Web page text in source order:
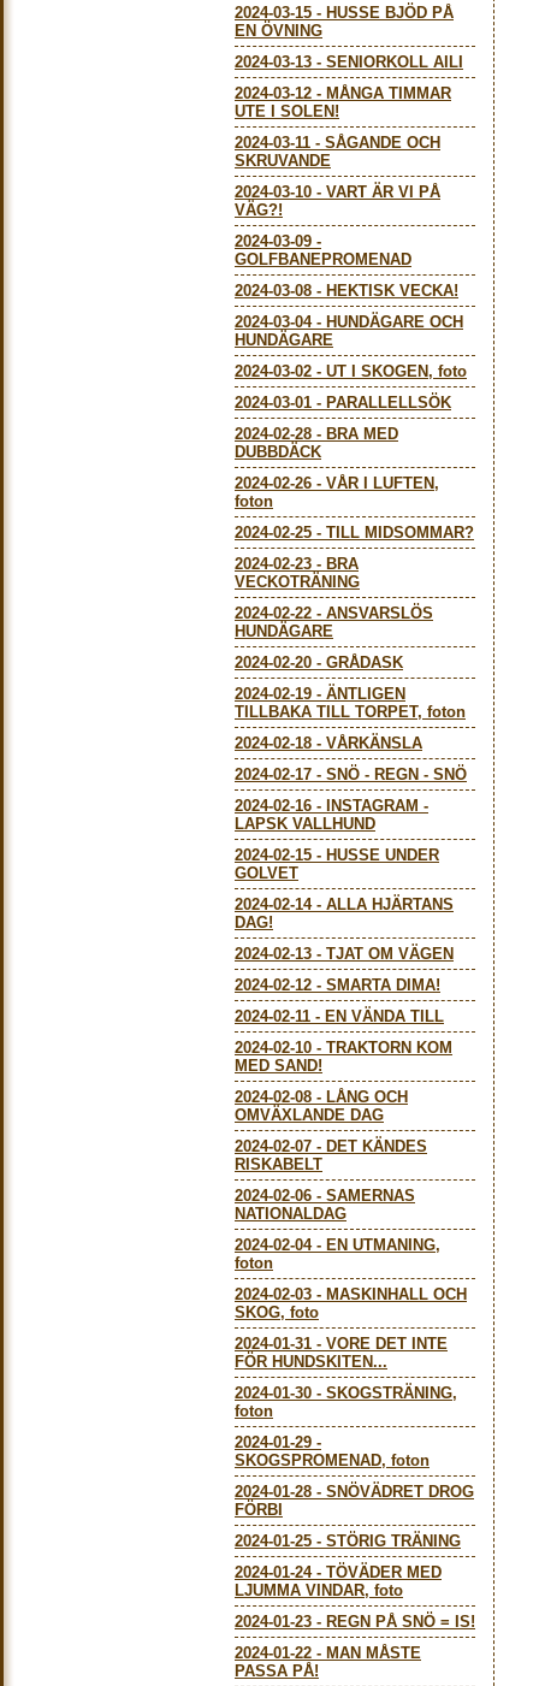
2024-03-15 - HUSSE BJÖD PÅ
EN ÖVNING
2024-03-13 - SENIORKOLL AILI
2024-03-12 - MÅNGA TIMMAR
UTE I SOLEN!
2024-03-11 - SÅGANDE OCH
SKRUVANDE
2024-03-10 - VART ÄR VI PÅ
VÄG?!
2024-03-09 -
GOLFBANEPROMENAD
2024-03-08 - HEKTISK VECKA!
2024-03-04- HUNDÄGARE OCH
HUNDÄGARE
2024-03-02 - UT I SKOGEN, foto
2024-03-01 - PARALLELLSÖK
2024-02-28 - BRA MED
DUBBDÄCK
2024-02-26 - VÅR I LUFTEN,
foton
2024-02-25 - TILL MIDSOMMAR?
2024-02-23 - BRA
VECKOTRÄNING
2024-02-22 - ANSVARSLÖS
HUNDÄGARE
2024-02-20 - GRÅDASK
2024-02-19 - ÄNTLIGEN
TILLBAKA TILL TORPET, foton
2024-02-18 - VÅRKÄNSLA
2024-02-17 - SNÖ - REGN - SNÖ
2024-02-16 -
INSTAGRAM -
LAPSK VALLHUND
2024-02-15 - HUSSE UNDER
GOLVET
2024-02-14- ALLA HJÄRTANS
DAG!
2024-02-13 - TJAT OM VÄGEN
2024-02-12 - SMARTA DIMA!
2024-02-11 - EN VÄNDA TILL
2024-02-10 - TRAKTORN KOM
MED SAND!
2024-02-08 - LÅNG OCH
OMVÄXLANDE DAG
2024-02-07 - DET KÄNDES
RISKABELT
2024-02-06 - SAMERNAS
NATIONALDAG
2024-02-04- EN UTMANING,
foton
2024-02-03 - MASKINHALL OCH
SKOG, foto
2024-01-31 - VORE DET INTE
FÖR HUNDSKITEN...
2024-01-30 - SKOGSTRÄNING,
foton
2024-01-29 -
SKOGSPROMENAD, foton
2024-01-28 - SNÖVÄDRET DROG
FÖRBI
2024-01-25 - STÖRIG TRÄNING
2024-01-24- TÖVÄDER MED
LJUMMA VINDAR, foto
2024-01-23 - REGN PÅ SNÖ = IS!
2024-01-22 - MAN MÅSTE
PASSA PÅ!